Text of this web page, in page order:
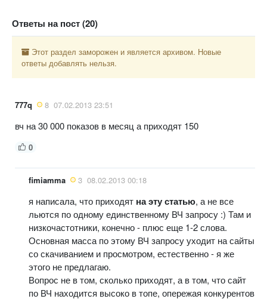
Ответы на пост (20)
Этот раздел заморожен и является архивом. Новые
ответы добавлять нельзя.
777q 8 07.02.2013 23:51
вч на 30 000 показов в месяц а приходят 150
0
fimiamma 3 08.02.2013 00:18
я написала, что приходят на эту статью, а не все
льются по одному единственному ВЧ запросу :) Там и
низкочастотники, конечно - плюс еще 1-2 слова.
Основная масса по этому ВЧ запросу уходит на сайты
со скачиванием и просмотром, естественно - я же
этого не предлагаю.
Вопрос не в том, сколько приходят, а в том, что сайт
по ВЧ находится высоко в топе, опережая конкурентов